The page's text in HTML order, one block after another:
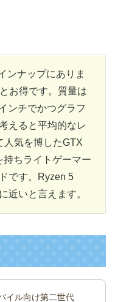
ンナップにありま
お得です。質量は
ンチでかつグラフ
えると平均的なレ
人気を博したGTX
ちライトゲーマー
です。Ryzen 5
近いと言えます。
イル向け第二世代